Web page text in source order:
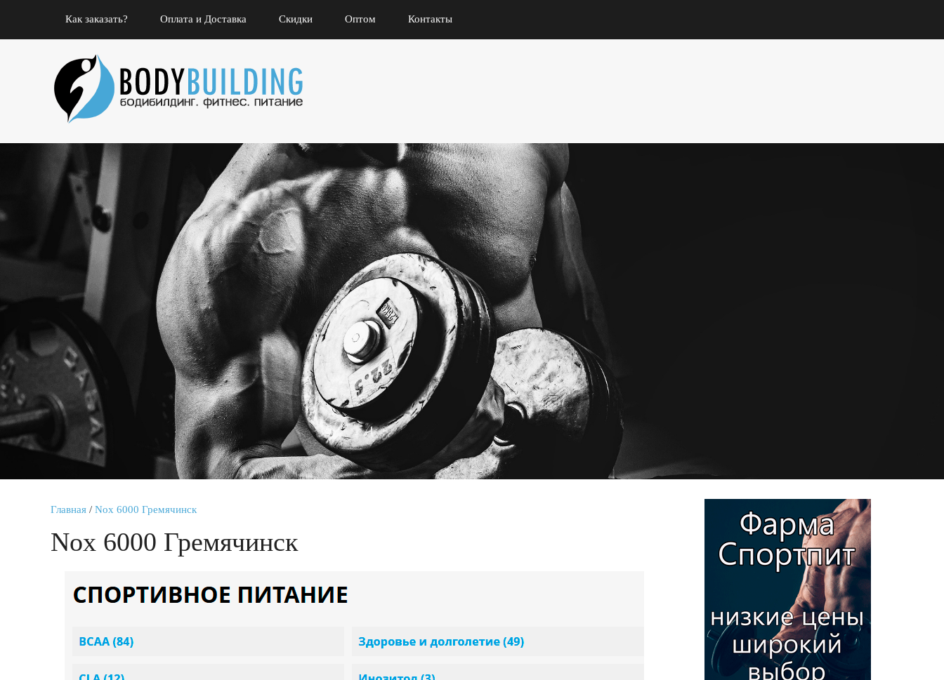
Как заказать? Оплата и Доставка Скидки Оптом Контакты
Главная / Nox 6000 Гремячинск
Nox 6000 Гремячинск